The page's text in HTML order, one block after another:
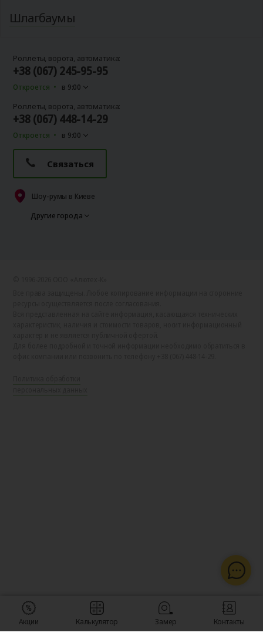
Шлагбаумы
Роллеты, ворота, автоматика:
+38 (067) 245-95-95
Откроется
в 9:00
Роллеты, ворота, автоматика:
+38 (067) 448-14-29
Откроется в 9:00
Связаться
Шоу-румы в Киеве
Другие города
Акции Калькулятор Замер Контакты